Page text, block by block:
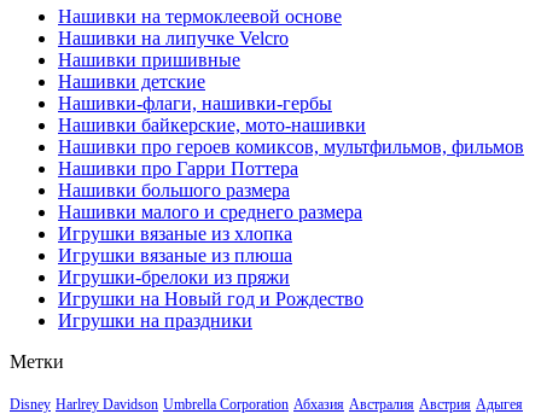
Нашивки на термоклеевой основе
Нашивки на липучке Velcro
Нашивки пришивные
Нашивки детские
Нашивки-флаги, нашивки-гербы
Нашивки байкерские, мото-нашивки
Нашивки про героев комиксов, мультфильмов, фильмов
Нашивки про Гарри Поттера
Нашивки большого размера
Нашивки малого и среднего размера
Игрушки вязаные из хлопка
Игрушки вязаные из плюша
Игрушки-брелоки из пряжи
Игрушки на Новый год и Рождество
Игрушки на праздники
Метки
Disney Harlrey Davidson Umbrella Corporation Абхазия Австралия Австрия Адыгея